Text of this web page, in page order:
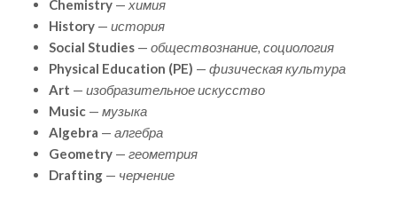
Chemistry — химия
History — история
Social Studies — обществознание, социология
Physical Education (PE) — физическая культура
Art — изобразительное искусство
Music — музыка
Algebra — алгебра
Geometry — геометрия
Drafting — черчение